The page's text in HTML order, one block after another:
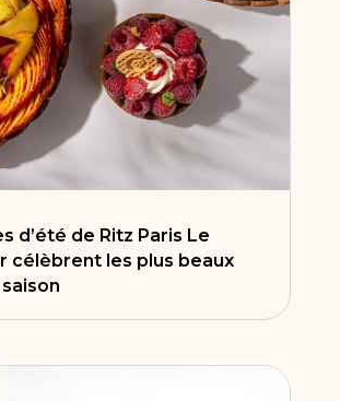
d’été de Ritz Paris Le
célèbrent les plus beaux